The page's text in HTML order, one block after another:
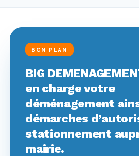
BON PLAN
BIG
en charge votre
déménagement
démarches
stationnement
mairie.